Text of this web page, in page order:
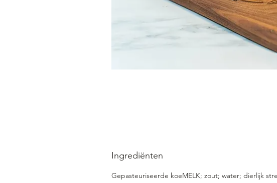
Ingrediënten
Gepasteuriseerde koeMELK; zout; water; dierlijk